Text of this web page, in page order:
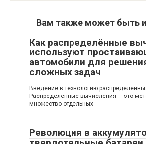
Вам также может быть
Как распределённые
используют
автомобили для
сложных задач
Введение в технологию
Распределённые вычисления — это
множество отдельных
Революция в